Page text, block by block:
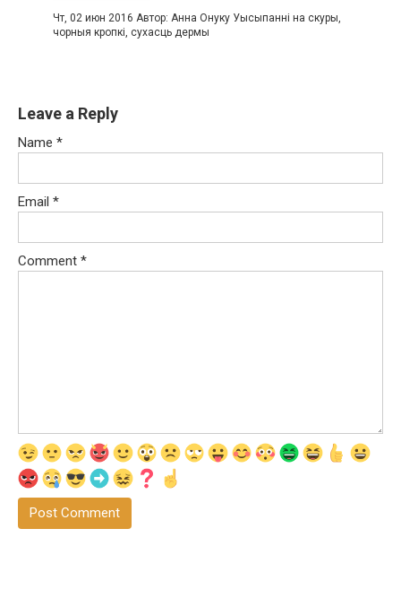
Чт, 02 июн 2016 Автор: Анна Онуку Уысыпанні на скуры,
чорныя кропкі, сухасць дермы
Leave a Reply
Name *
Email *
Comment *